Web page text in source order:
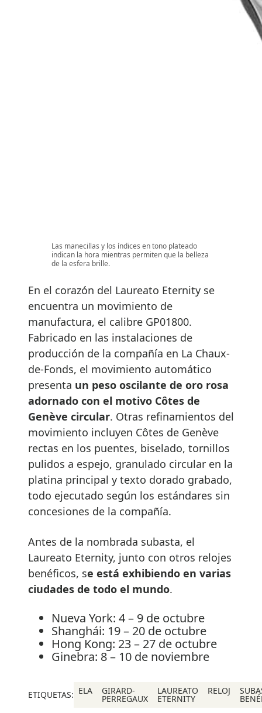
Las manecillas y los índices en tono plateado
indican la hora mientras permiten que la belleza
de la esfera brille.
En el corazón del Laureato Eternity se
encuentra un movimiento de
manufactura, el calibre GP01800.
Fabricado en las instalaciones de
producción de la compañía en La Chaux-
de-Fonds, el movimiento automático
presenta un peso oscilante de oro rosa
adornado con el motivo Côtes de
Genève circular. Otras refinamientos del
movimiento incluyen Côtes de Genève
rectas en los puentes, biselado, tornillos
pulidos a espejo, granulado circular en la
platina principal y texto dorado grabado,
todo ejecutado según los estándares sin
concesiones de la compañía.
Antes de la nombrada subasta, el
Laureato Eternity, junto con otros relojes
benéficos, se está exhibiendo en varias
ciudades de todo el mundo.
Nueva York: 4 – 9 de octubre
Shanghái: 19 – 20 de octubre
Hong Kong: 23 – 27 de octubre
Ginebra: 8 – 10 de noviembre
ETIQUETAS: ELA GIRARD-
PERREGAUX
LAUREATO
ETERNITY
RELOJ